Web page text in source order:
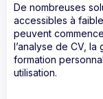
De nombreuses
accessibles à
peuvent
l’analyse de CV,
formation
utilisation.